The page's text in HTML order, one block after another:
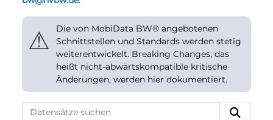
⚠
Die von MobiData BW® angebotenen
Schnittstellen und Standards werden stetig
weiterentwickelt. Breaking Changes, das
heißt nicht-abwärtskompatible kritische
Änderungen, werden hier dokumentiert.